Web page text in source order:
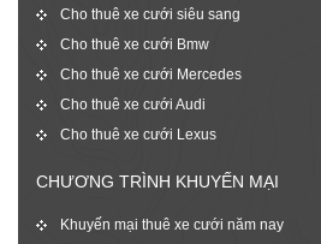
Cho thuê xe cưới siêu sang
Cho thuê xe cưới Bmw
Cho thuê xe cưới Mercedes
Cho thuê xe cưới Audi
Cho thuê xe cưới Lexus
CHƯƠNG TRÌNH KHUYẾN MẠI
Khuyến mại thuê xe cưới năm nay